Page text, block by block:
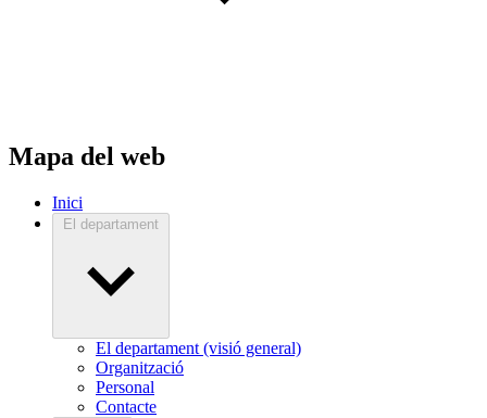
Mapa del web
Inici
El departament
El departament (visió general)
Organització
Personal
Contacte